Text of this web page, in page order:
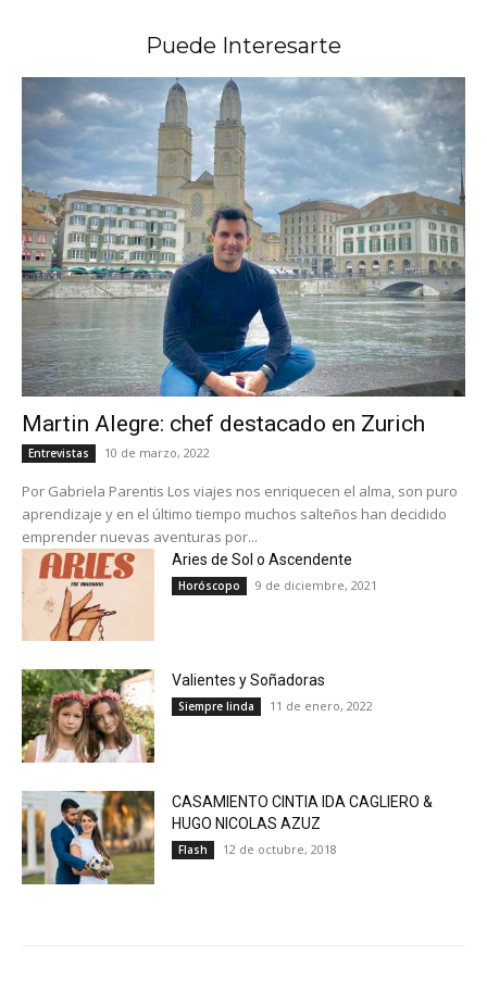
Puede Interesarte
Martin Alegre: chef destacado en Zurich
Entrevistas 10 de marzo, 2022
Por Gabriela Parentis Los viajes nos enriquecen el alma, son puro
aprendizaje y en el último tiempo muchos salteños han decidido
emprender nuevas aventuras por...
Aries de Sol o Ascendente
Horóscopo 9 de diciembre, 2021
Valientes y Soñadoras
Siempre linda 11 de enero, 2022
CASAMIENTO CINTIA IDA CAGLIERO &
HUGO NICOLAS AZUZ
Flash 12 de octubre, 2018